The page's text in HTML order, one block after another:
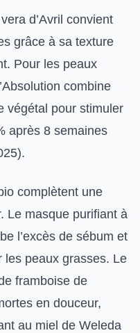
d’Avril convient
grâce à sa texture
Pour les peaux
combine
végétal pour stimuler
après 8 semaines
complètent une
Le masque purifiant à
l’excès de sébum et
les peaux grasses. Le
framboise de
en douceur,
au miel de Weleda